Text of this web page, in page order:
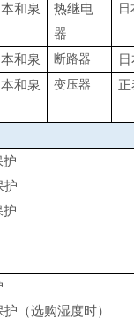
本和泉
热继电
器
本和泉 断路器
本和泉 变压器
护
护
护
（选购湿度时）